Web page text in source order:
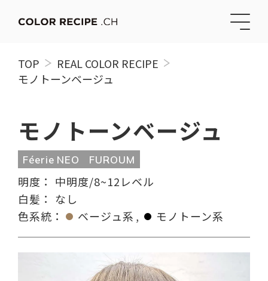
TOP
REAL COLOR RECIPE
モノトーンベージュ
モノトーンベージュ
Féerie NEO FUROUM
明度： 中明度/8~12レベル
白髪： なし
色系統：
ベージュ系 モノトーン系